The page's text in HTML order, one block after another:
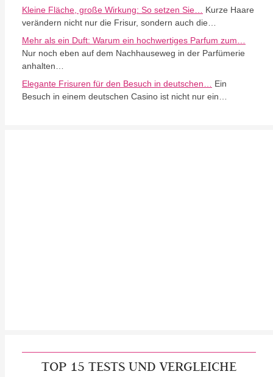
Kleine Fläche, große Wirkung: So setzen Sie…
Kurze Haare
verändern nicht nur die Frisur, sondern auch die…
Mehr als ein Duft: Warum ein hochwertiges Parfum zum…
Nur noch eben auf dem Nachhauseweg in der Parfümerie
anhalten…
Elegante Frisuren für den Besuch in deutschen…
Ein
Besuch in einem deutschen Casino ist nicht nur ein…
TOP 15 TESTS UND VERGLEICHE